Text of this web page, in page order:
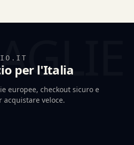
per l'Italia
europee, checkout sicuro e
acquistare veloce.